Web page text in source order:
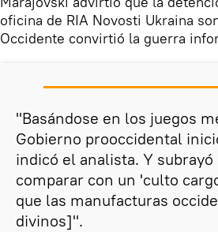
oficina de RIA Novosti Ukraina
Occidente convirtió la guerra
"Basándose en los juegos
Gobierno prooccidental
indicó el analista. Y
comparar con un 'culto
que las manufacturas
divinos]".